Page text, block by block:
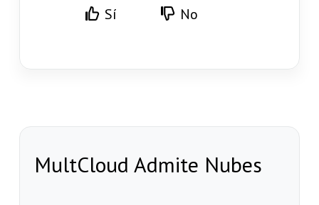
Sí No
MultCloud Admite Nubes